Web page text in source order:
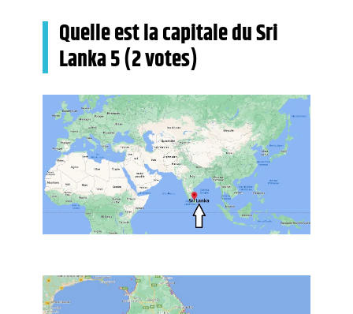
Quelle est la capitale du Sri
Lanka5 (2 votes)